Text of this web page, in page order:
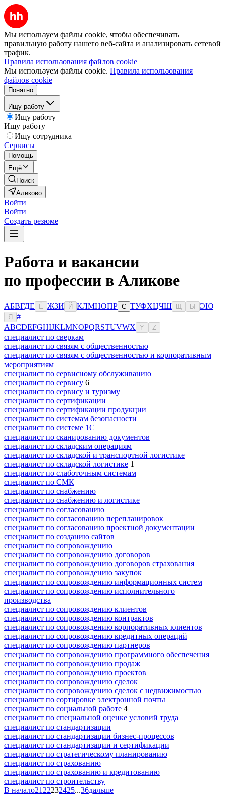
Мы используем файлы cookie, чтобы обеспечивать
правильную работу нашего веб-сайта и анализировать сетевой
трафик.
Правила использования файлов cookie
Мы используем файлы cookie. Правила использования
файлов cookie
Понятно
Ищу работу
Ищу работу
Ищу работу
Ищу сотрудника
Сервисы
Помощь
Ещё
Поиск
Аликово
Войти
Войти
Создать резюме
Работа и вакансии
по профессии в Аликове
АБВГДЕ Ё ЖЗИ Й КЛМНОПР С ТУФХЦЧШ Ы ЭЮ
Я
#
ABCDEFGHIJKLMNOPQRSTUVWX Y Z
специалист по сверкам
специалист по связям с общественностью
специалист по связям с общественностью и корпоративным
мероприятиям
специалист по сервисному обслуживанию
специалист по сервису 6
специалист по сервису и туризму
специалист по сертификации
специалист по сертификации продукции
специалист по системам безопасности
специалист по системе 1С
специалист по сканированию документов
специалист по складским операциям
специалист по складской и транспортной логистике
специалист по складской логистике 1
специалист по слаботочным системам
специалист по СМК
специалист по снабжению
специалист по снабжению и логистике
специалист по согласованию
специалист по согласованию перепланировок
специалист по согласованию проектной документации
специалист по созданию сайтов
специалист по сопровождению
специалист по сопровождению договоров
специалист по сопровождению договоров страхования
специалист по сопровождению закупок
специалист по сопровождению информационных систем
специалист по сопровождению исполнительного
производства
специалист по сопровождению клиентов
специалист по сопровождению контрактов
специалист по сопровождению корпоративных клиентов
специалист по сопровождению кредитных операций
специалист по сопровождению партнеров
специалист по сопровождению программного обеспечения
специалист по сопровождению продаж
специалист по сопровождению проектов
специалист по сопровождению сделок
специалист по сопровождению сделок с недвижимостью
специалист по сортировке электронной почты
специалист по социальной работе 4
специалист по специальной оценке условий труда
специалист по стандартизации
специалист по стандартизации бизнес-процессов
специалист по стандартизации и сертификации
специалист по стратегическому планированию
специалист по страхованию
специалист по страхованию и кредитованию
специалист по строительству
В начало21 22232425...36дальше